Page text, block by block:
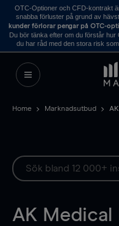
OTC-Optioner och CFD-kontrakt
snabba förluster på grund av
kunder förlorar pengar på OTC-
Du bör tänka efter om du förstår
du har råd med den stora risk
Home Marknadsutbud
AK Medical